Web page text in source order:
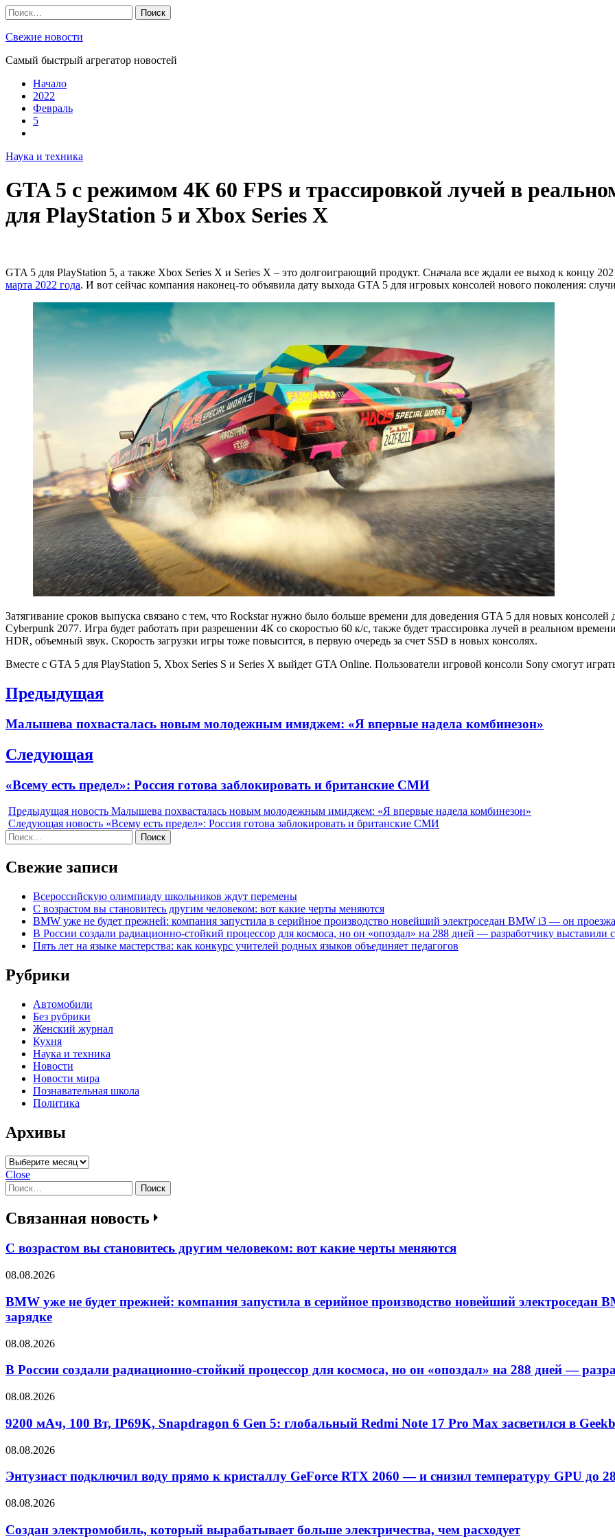
Skip
to
content
Найти:
Свежие новости
Самый быстрый агрегатор новостей
Начало
2022
Февраль
5
Наука и техника
GTA 5 с режимом 4К 60 FPS и трассировкой лучей в
для PlayStation 5 и Xbox Series X
GTA 5 для PlayStation 5, а также Xbox Series X и Series X – это долгоиграющий продукт. Сначала все ждали ее выход к концу
марта 2022 года. И вот сейчас компания наконец-то объявила дату выхода GTA 5 для игровых консолей нового поколения:
Затягивание сроков выпуска связано с тем, что Rockstar нужно было больше времени для доведения GTA 5 для новых
Cyberpunk 2077. Игра будет работать при разрешении 4К со скоростью 60 к/с, также будет трассировка лучей в реальном
HDR, объемный звук. Скорость загрузки игры тоже повысится, в первую очередь за счет SSD в новых консолях.
Вместе с GTA 5 для PlayStation 5, Xbox Series S и Series X выйдет GTA Online. Пользователи игровой консоли Sony смогут
Навигация
записям
Предыдущая
Previous
Малышева похвасталась новым молодежным имиджем: «Я впервые надела комбинезон»
Следующая
Next
«Всему есть предел»: Россия готова заблокировать и британские СМИ
Предыдущая новость Малышева похвасталась новым молодежным имиджем: «Я впервые надела комбинезон»
Следующая новость «Всему есть предел»: Россия готова заблокировать и британские СМИ
Найти:
Свежие записи
Всероссийскую олимпиаду школьников ждут перемены
С возрастом вы становитесь другим человеком: вот какие черты меняются
BMW уже не будет прежней: компания запустила в серийное производство новейший электроседан BMW i3 — он
В России создали радиационно-стойкий процессор для космоса, но он «опоздал» на 288 дней — разработчику выставили
Пять лет на языке мастерства: как конкурс учителей родных языков объединяет педагогов
Рубрики
Автомобили
Без рубрики
Женский журнал
Кухня
Наука и техника
Новости
Новости мира
Познавательная школа
Политика
Архивы
Архивы
Close
Найти:
Связанная новость
С возрастом вы становитесь другим человеком: вот какие черты меняются
08.08.2026
BMW уже не будет прежней: компания запустила в серийное производство новейший электроседан
зарядке
08.08.2026
В России создали радиационно-стойкий процессор для космоса, но он «опоздал» на 288 дней —
08.08.2026
9200 мАч, 100 Вт, IP69K, Snapdragon 6 Gen 5: глобальный Redmi Note 17 Pro Max засветился в
08.08.2026
Энтузиаст подключил воду прямо к кристаллу GeForce RTX 2060 — и снизил температуру GPU до
08.08.2026
Создан электромобиль, который вырабатывает больше электричества, чем расходует